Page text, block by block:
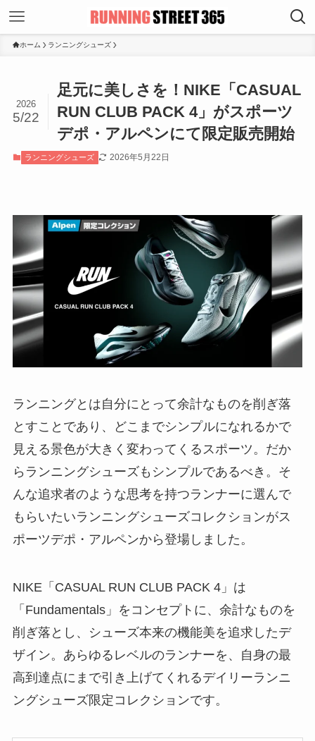
ホーム ランニングシューズ
足元に美しさを！NIKE「CASUAL
RUN CLUB PACK 4」がスポーツ
デポ・アルペンにて限定販売開始
2026
5/22
ランニングシューズ 2026年5月22日
ランニングとは自分にとって余計なものを削ぎ落
とすことであり、どこまでシンプルになれるかで
見える景色が大きく変わってくるスポーツ。だか
らランニングシューズもシンプルであるべき。そ
んな追求者のような思考を持つランナーに選んで
もらいたいランニングシューズコレクションがス
ポーツデポ・アルペンから登場しました。
NIKE「CASUAL RUN CLUB PACK 4」は
「Fundamentals」をコンセプトに、余計なものを
削ぎ落とし、シューズ本来の機能美を追求したデ
ザイン。あらゆるレベルのランナーを、自身の最
高到達点にまで引き上げてくれるデイリーランニ
ングシューズ限定コレクションです。